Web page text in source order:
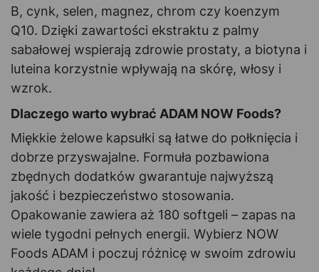
B, cynk, selen, magnez, chrom czy koenzym
Q10. Dzięki zawartości ekstraktu z palmy
sabałowej wspierają zdrowie prostaty, a biotyna i
luteina korzystnie wpływają na skórę, włosy i
wzrok.
Dlaczego warto wybrać ADAM NOW Foods?
Miękkie żelowe kapsułki są łatwe do połknięcia i
dobrze przyswajalne. Formuła pozbawiona
zbędnych dodatków gwarantuje najwyższą
jakość i bezpieczeństwo stosowania.
Opakowanie zawiera aż 180 softgeli – zapas na
wiele tygodni pełnych energii. Wybierz NOW
Foods ADAM i poczuj różnicę w swoim zdrowiu